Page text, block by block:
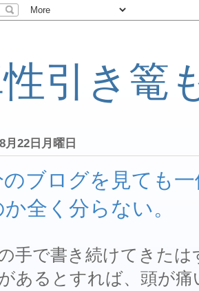
引き篭
月22日月曜日
のブログを見ても
全く分らない。
手で書き続けてきた
あるとすれば、頭が